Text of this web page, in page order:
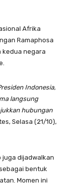
Afrika
Ramaphosa
kedua negara
Indonesia,
langsung
hubungan
Selasa (21/10),
juga dijadwalkan
bentuk
Momen ini